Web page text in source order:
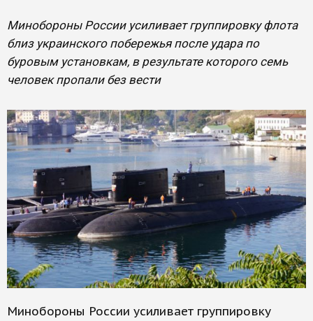
Минобороны России усиливает группировку флота
близ украинского побережья после удара по
буровым установкам, в результате которого семь
человек пропали без вести
Минобороны России усиливает группировку